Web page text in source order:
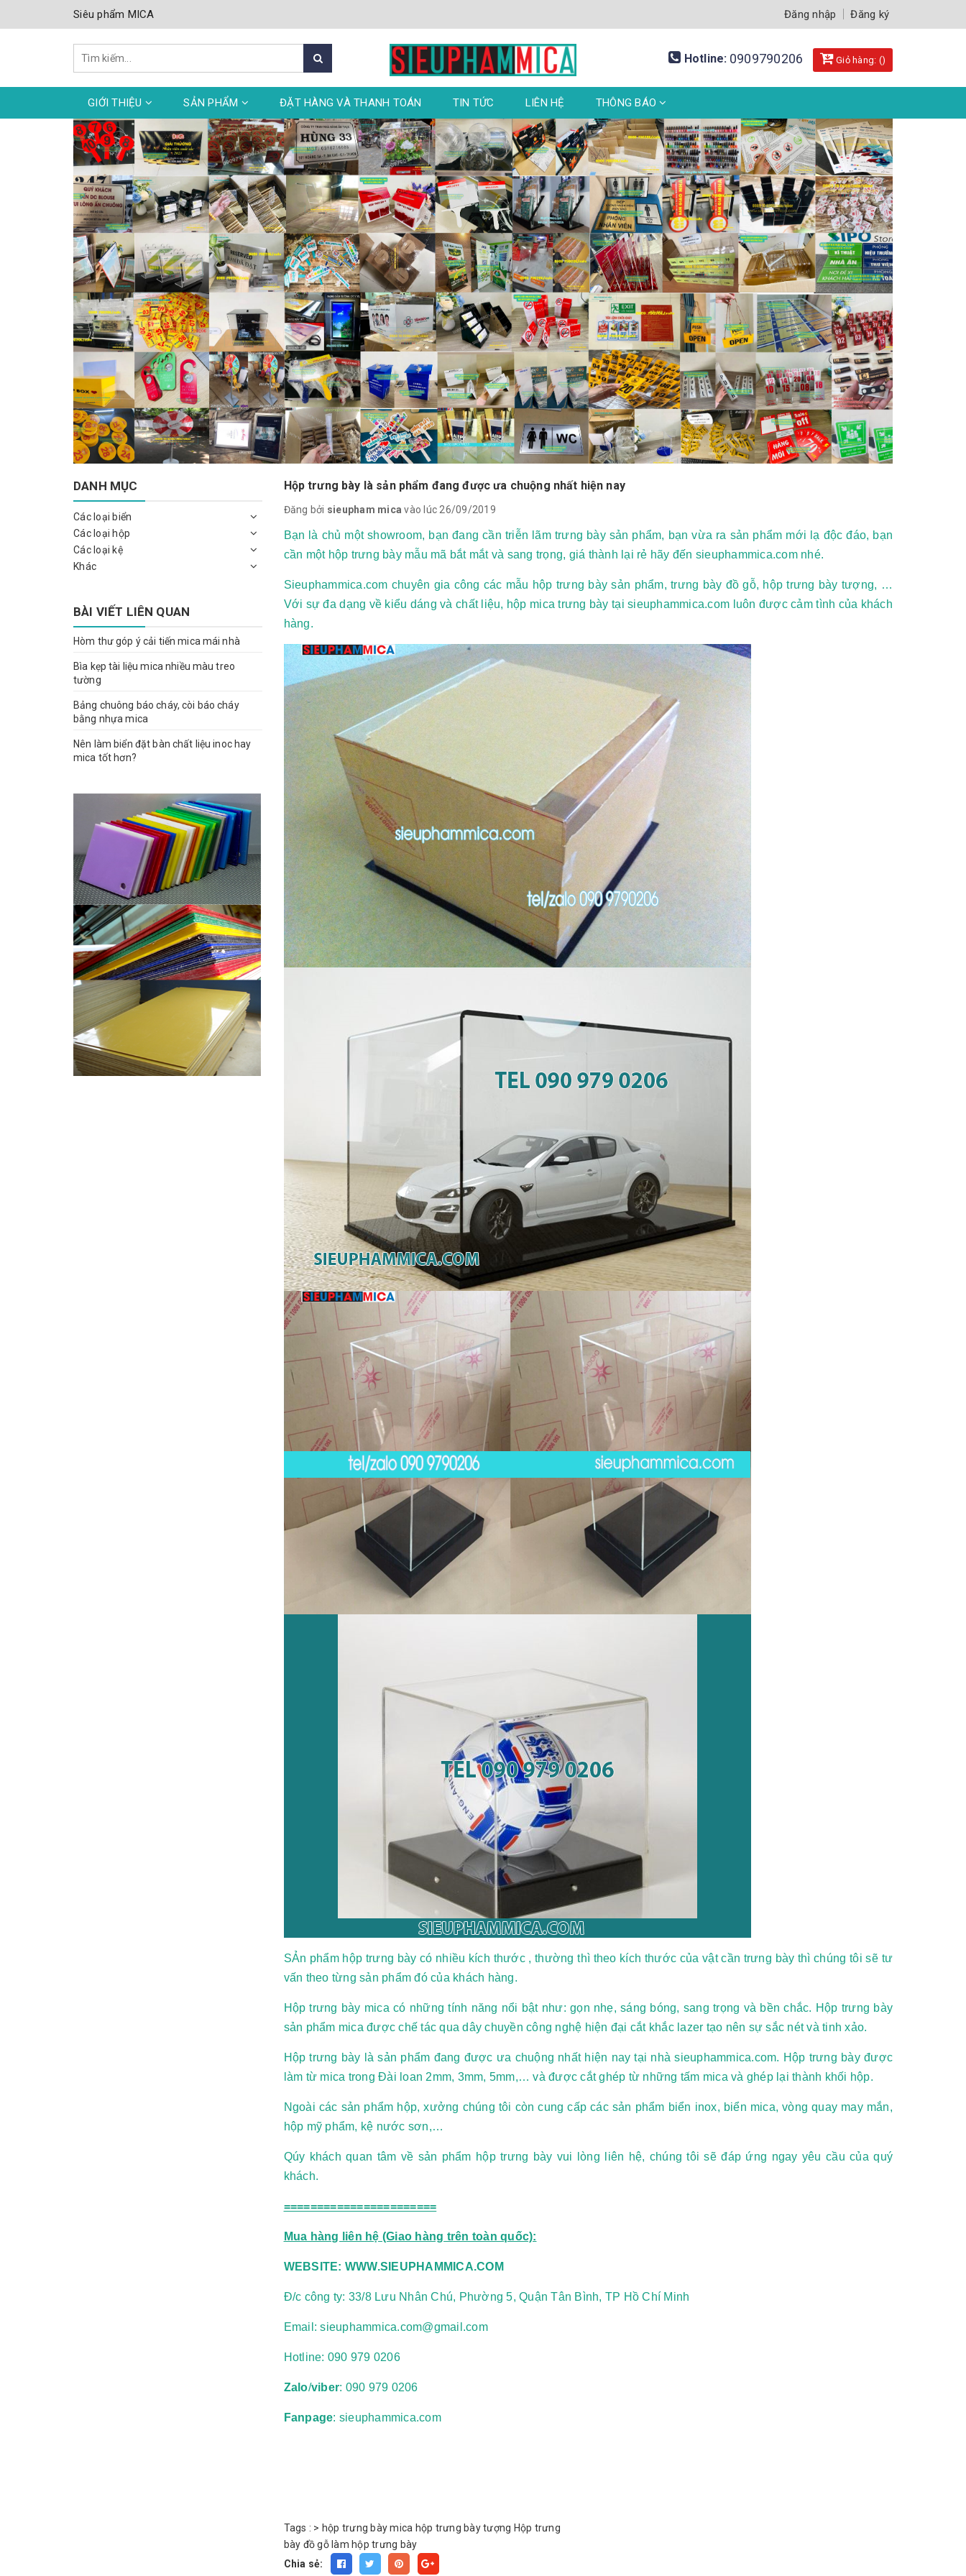
Siêu phẩm MICA Đăng nhập Đăng ký
Hotline: 0909790206 Giỏ hàng: ()
GIỚI THIỆU SẢN PHẨM ĐẶT HÀNG VÀ THANH TOÁN TIN TỨC LIÊN HỆ THÔNG BÁO
Hộp trưng bày là sản phẩm đang được ưa chuộng nhất hiện nay
Đăng bởi sieupham mica vào lúc 26/09/2019
Bạn là chủ một showroom, bạn đang cần triễn lãm trưng bày sản phẩm, bạn vừa ra sản phẩm mới lạ độc đáo, bạn
cần một hộp trưng bày mẫu mã bắt mắt và sang trọng, giá thành lại rẻ hãy đến sieuphammica.com nhé.
Sieuphammica.com chuyên gia công các mẫu hộp trưng bày sản phẩm, trưng bày đồ gỗ, hộp trưng bày tượng, …
Với sự đa dạng về kiểu dáng và chất liệu, hộp mica trưng bày tại sieuphammica.com luôn được cảm tình của khách
hàng.
SẢn phẩm hộp trưng bày có nhiều kích thước , thường thì theo kích thước của vật cần trưng bày thì chúng tôi sẽ tư
vấn theo từng sản phẩm đó của khách hàng.
Hộp trưng bày mica có những tính năng nổi bật như: gọn nhẹ, sáng bóng, sang trọng và bền chắc. Hộp trưng bày
sản phẩm mica được chế tác qua dây chuyền công nghệ hiện đại cắt khắc lazer tạo nên sự sắc nét và tinh xảo.
Hộp trưng bày là sản phẩm đang được ưa chuộng nhất hiện nay tại nhà sieuphammica.com. Hộp trưng bày được
làm từ mica trong Đài loan 2mm, 3mm, 5mm,… và được cắt ghép từ những tấm mica và ghép lại thành khối hộp.
Ngoài các sản phẩm hộp, xưởng chúng tôi còn cung cấp các sản phẩm biển inox, biển mica, vòng quay may mắn,
hộp mỹ phẩm, kệ nước sơn,…
Qúy khách quan tâm về sản phẩm hộp trưng bày vui lòng liên hệ, chúng tôi sẽ đáp ứng ngay yêu cầu của quý
khách.
=======================
Mua hàng liên hệ (Giao hàng trên toàn quốc):
WEBSITE: WWW.SIEUPHAMMICA.COM
Đ/c công ty: 33/8 Lưu Nhân Chú, Phường 5, Quận Tân Bình, TP Hồ Chí Minh
Email:sieuphammica.com@gmail.com
Hotline: 090 979 0206
Zalo/viber: 090 979 0206
Fanpage: sieuphammica.com
Tags : > hộp trưng bày mica hộp trưng bày tượng Hộp trưng
bày đồ gỗ làm hộp trưng bày
Chia sẻ:
DANH MỤC
Các loại biển
Các loại hộp
Các loại kệ
Khác
BÀI VIẾT LIÊN QUAN
Hòm thư góp ý cải tiến mica mái nhà
Bìa kẹp tài liệu mica nhiều màu treo
tường
Bảng chuông báo cháy, còi báo cháy
bằng nhựa mica
Nên làm biển đặt bàn chất liệu inoc hay
mica tốt hơn?